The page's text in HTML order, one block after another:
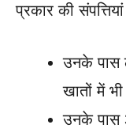
प्रकार की
उनके
खातों में
उनके पास